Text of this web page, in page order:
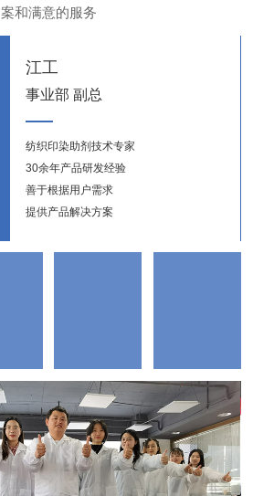
案和满意的服务
江工
事业部 副总
纺织印染助剂技术专家
30余年产品研发经验
善于根据用户需求
提供产品解决方案